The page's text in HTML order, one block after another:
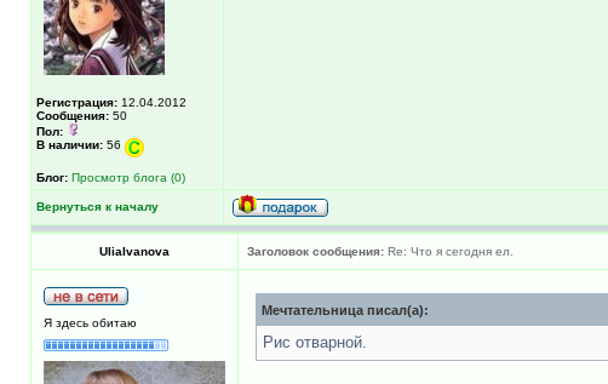
Регистрация: 12.04.2012
Сообщения: 50
Пол:
В наличии: 56
Блог: Просмотр блога (0)
Вернуться к началу
UliaIvanova Заголовок сообщения: Re: Что я сегодня ел.
Я здесь обитаю
Мечтательница писал(а):
Рис отварной.